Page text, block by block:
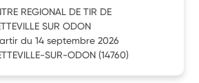
REGIONAL DE TIR DE
SUR ODON
du 14 septembre 2026
SUR-ODON (14760)